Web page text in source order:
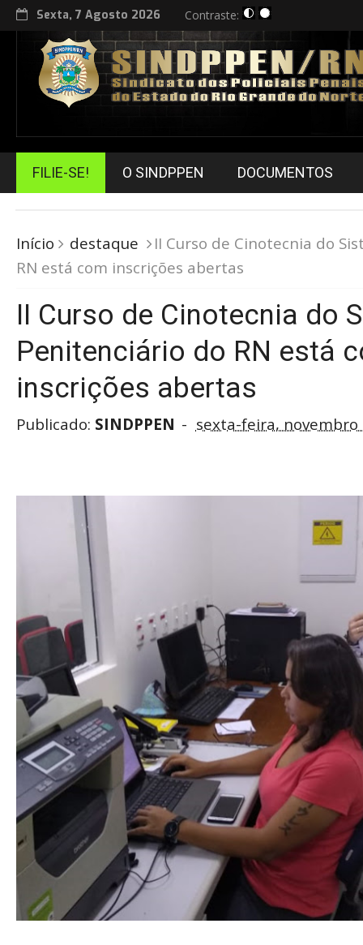
Sexta, 7 Agosto 2026 Contraste:
FILIE-SE! O SINDPPEN DOCUMENTOS
Início destaque
II Curso de Cinotecnia do
RN está com inscrições abertas
II Curso de Cinotecnia do
Penitenciário do RN está
inscrições abertas
Publicado: SINDPPEN sexta-feira, novembro